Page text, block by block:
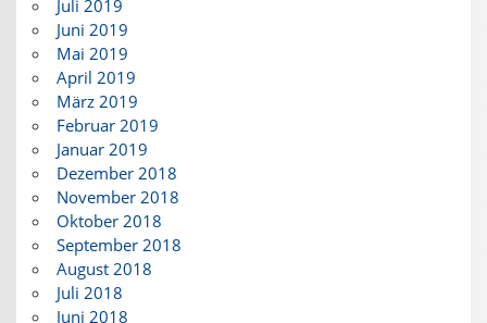
Juli 2019
Juni 2019
Mai 2019
April 2019
März 2019
Februar 2019
Januar 2019
Dezember 2018
November 2018
Oktober 2018
September 2018
August 2018
Juli 2018
Juni 2018